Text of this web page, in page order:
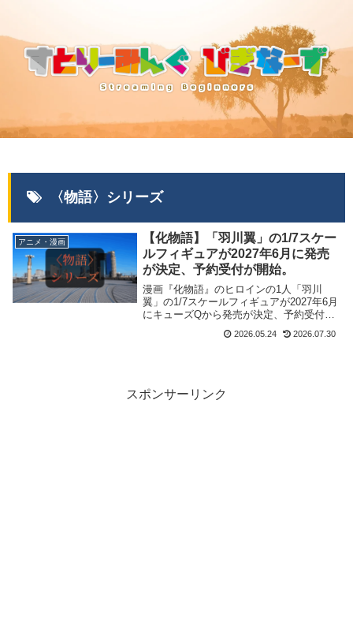
〈物語〉シリーズ
アニメ・漫画
【化物語】「羽川翼」の1/7スケー
ルフィギュアが2027年6月に発売
が決定、予約受付が開始。
漫画『化物語』のヒロインの1人「羽川
翼」の1/7スケールフィギュアが2027年6月
にキューズQから発売が決定、予約受付が
2026.05.24 2026.07.30
スポンサーリンク